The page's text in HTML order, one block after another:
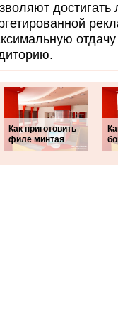
достигать
Как приготовить
филе минтая